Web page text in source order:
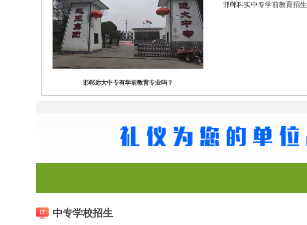
邯郸远大中专有学前教育专业吗？
邯郸科实中专学前教育招
中专学校招生